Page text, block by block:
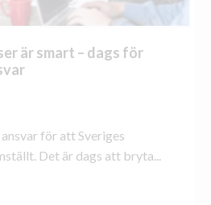
är smart – dags för
för att Sveriges
Det är dags att bryta...